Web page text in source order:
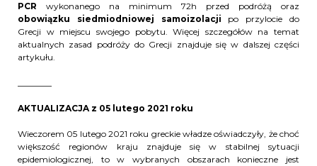
PCR wykonanego na minimum 72h przed podróżą oraz
obowiązku siedmiodniowej samoizolacji po przylocie do
Grecji w miejscu swojego pobytu. Więcej szczegółów na temat
aktualnych zasad podróży do Grecji znajduje się w dalszej części
artykułu.
AKTUALIZACJA z 05 lutego 2021 roku
Wieczorem 05 lutego 2021 roku greckie władze oświadczyły, że choć
większość regionów kraju znajduje się w stabilnej sytuacji
epidemiologicznej, to w wybranych obszarach konieczne jest